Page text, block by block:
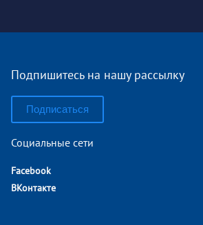
Подпишитесь на нашу рассылку
Подписаться
Социальные сети
Facebook
ВКонтакте